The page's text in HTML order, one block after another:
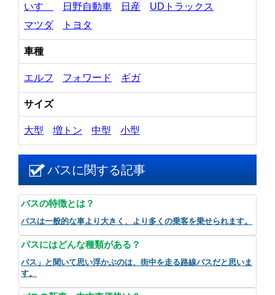
いすゞ 日野自動車 日産
UDトラックス
マツダ
トヨタ
車種
エルフ フォワード ギガ
サイズ
大型 増トン 中型 小型
バスに関する記事
バスの特徴とは？
バスは一般的な車より大きく、より多くの乗客を乗せられます。
バスにはどんな種類がある？
バス」と聞いて思い浮かぶのは、街中を走る路線バスだと思いま
す。